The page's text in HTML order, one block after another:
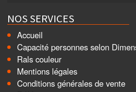
NOS SERVICES
Accueil
Capacité personnes selon
Rals couleur
Mentions légales
Conditions générales de vente